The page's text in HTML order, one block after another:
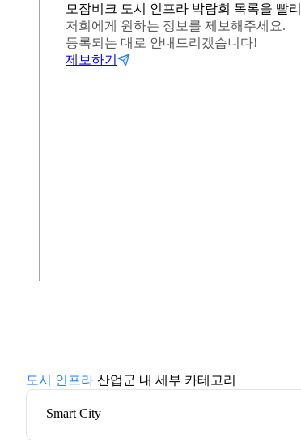
모잠비크 도시 인프라 박람회 목록을 빨
저희에게 원하는 정보를 제보해주세요.
등록되는 대로 안내드리겠습니다!
제보하기
도시 인프라 산업군 내 세부 카테고리
Smart City